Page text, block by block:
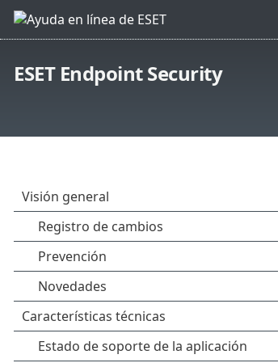
ESET Endpoint Security